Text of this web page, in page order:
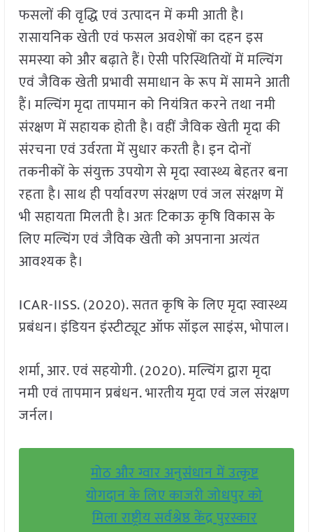
फसलों की वृद्धि एवं उत्पादन में कमी आती है।
रासायनिक खेती एवं फसल अवशेषों का दहन इस
समस्या को और बढ़ाते हैं। ऐसी परिस्थितियों में मल्चिंग
एवं जैविक खेती प्रभावी समाधान के रूप में सामने आती
हैं। मल्चिंग मृदा तापमान को नियंत्रित करने तथा नमी
संरक्षण में सहायक होती है। वहीं जैविक खेती मृदा की
संरचना एवं उर्वरता में सुधार करती है। इन दोनों
तकनीकों के संयुक्त उपयोग से मृदा स्वास्थ्य बेहतर बना
रहता है। साथ ही पर्यावरण संरक्षण एवं जल संरक्षण में
भी सहायता मिलती है। अतः टिकाऊ कृषि विकास के
लिए मल्चिंग एवं जैविक खेती को अपनाना अत्यंत
आवश्यक है।
ICAR-IISS. (2020). सतत कृषि के लिए मृदा स्वास्थ्य
प्रबंधन। इंडियन इंस्टीट्यूट ऑफ सॉइल साइंस, भोपाल।
शर्मा, आर. एवं सहयोगी. (2020). मल्चिंग द्वारा मृदा
नमी एवं तापमान प्रबंधन. भारतीय मृदा एवं जल संरक्षण
जर्नल।
मोठ और ग्वार अनुसंधान में उत्कृष्ट
योगदान के लिए काजरी जोधपुर को
मिला राष्ट्रीय सर्वश्रेष्ठ केंद्र पुरस्कार